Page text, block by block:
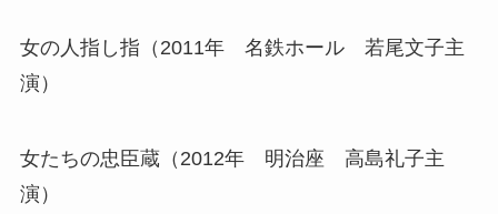
女の人指し指（2011年 名鉄ホール 若尾文子主
演）
女たちの忠臣蔵（2012年 明治座 高島礼子主
演）